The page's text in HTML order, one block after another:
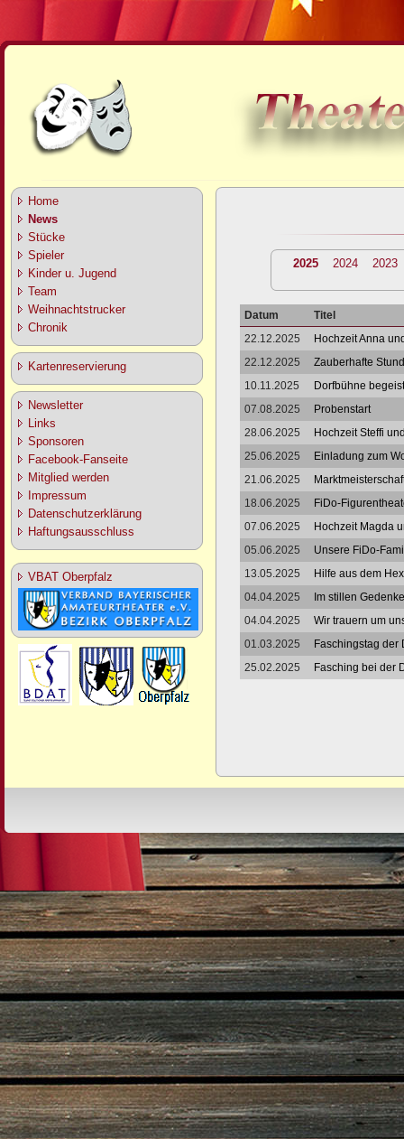
Home
News
Stücke
Spieler
Kinder u. Jugend
Team
Weihnachtstrucker
Chronik
Kartenreservierung
Newsletter
Links
Sponsoren
Facebook-Fanseite
Mitglied werden
Impressum
Datenschutzerklärung
Haftungsausschluss
VBAT Oberpfalz
2025 2024 2023
Datum
Titel
22.12.2025
Hochzeit Anna
22.12.2025
Zauberhafte
10.11.2025
Dorfbühne
07.08.2025
Probenstart
28.06.2025
Hochzeit Steffi
25.06.2025
Einladung zum
21.06.2025
18.06.2025
FiDo-
07.06.2025
Hochzeit Magda
05.06.2025
Unsere FiDo-
13.05.2025
Hilfe aus dem
04.04.2025
Im stillen
04.04.2025
Wir trauern um
01.03.2025
Faschingstag der
25.02.2025
Fasching bei der